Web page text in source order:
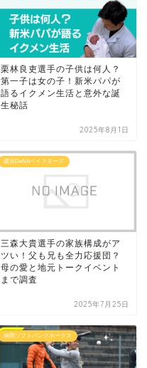
栗林良吏選手の子供は何人？
第一子は女の子！新米パパが
語るイクメン生活と意外な誕
生秘話
2025年8月1日
横浜DeNAベイスターズ
三森大貴選手の家族構成がア
ツい！父も兄も全力応援団？
母の愛と地元トークイベント
まで調査
2025年7月25日
福岡ソフトバンクホークス